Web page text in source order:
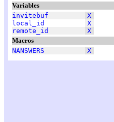
Variables
invitebuf
X
local_id
X
remote_id
X
Macros
NANSWERS
X